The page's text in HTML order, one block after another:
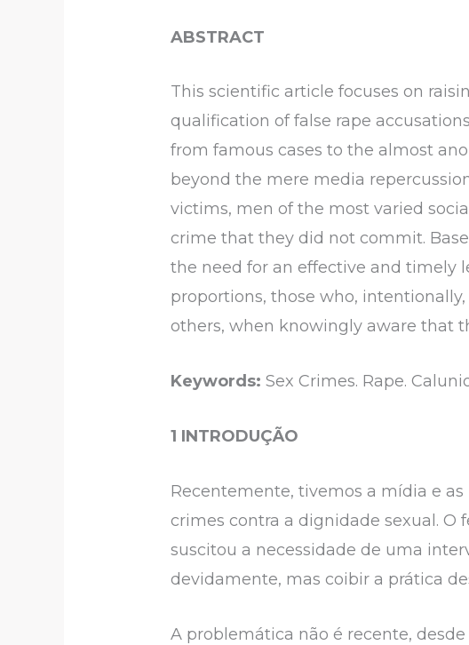
ABSTRACT
This scientific article focuses on
qualification of false rape
from famous cases to the almost
beyond the mere media
victims, men of the most varied
crime that they did not commit.
the need for an effective and timely
proportions, those who,
others, when knowingly aware that
Keywords: Sex Crimes. Rape.
1 INTRODUÇÃO
Recentemente, tivemos a mídia e
crimes contra a dignidade sexual. O
suscitou a necessidade de uma
devidamente, mas coibir a prática
A problemática não é recente,